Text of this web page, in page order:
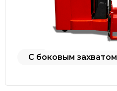
С боковым захватом